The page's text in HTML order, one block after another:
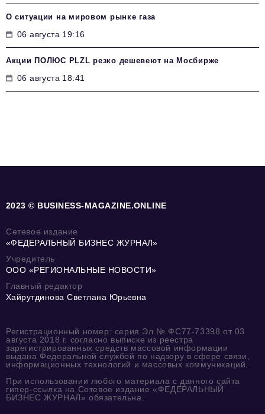
О ситуации на мировом рынке газа
06 августа 19:16
Акции ПОЛЮС PLZL резко дешевеют на Мосбирже
06 августа 18:41
2023 © BUSINESS-MAGAZINE.ONLINE
Сетевое издание
«ФЕДЕРАЛЬНЫЙ БИЗНЕС ЖУРНАЛ»
Учредитель
ООО «РЕГИОНАЛЬНЫЕ НОВОСТИ»
Главный редактор
Хайрутдинова Светлана Юрьевна
Регистрационный номер: серия Эл № ФС77-73398 от 03
августа 2018 г. согласно выписке из реестра
зарегистрированных средств массовой информации
выдана Федеральной службой по надзору в сфере связи,
информационных технологий и массовых коммуникаций.
При использовании любого материала с данного сайта
гипер-ссылка на Сетевое издание «ФЕДЕРАЛЬНЫЙ
БИЗНЕС ЖУРНАЛ» обязательна.